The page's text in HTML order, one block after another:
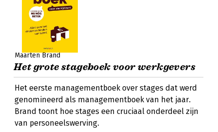
Maarten Brand
Het grote stageboek voor werkgevers
Het eerste managementboek over stages dat werd
genomineerd als managementboek van het jaar.
Brand toont hoe stages een cruciaal onderdeel zijn
van personeelswerving.